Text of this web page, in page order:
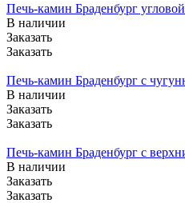
Печь-камин Браденбург
В наличии
Заказать
Заказать
Печь-камин Браденбург с
В наличии
Заказать
Заказать
Печь-камин Браденбург с
В наличии
Заказать
Заказать